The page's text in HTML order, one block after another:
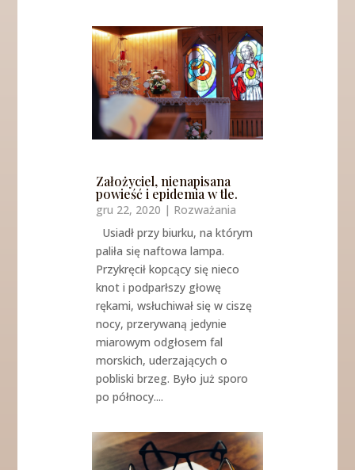
Założyciel, nienapisana
powieść i epidemia w tle.
gru 22, 2020 | Rozważania
Usiadł przy biurku, na którym
paliła się naftowa lampa.
Przykręcił kopcący się nieco
knot i podparłszy głowę
rękami, wsłuchiwał się w ciszę
nocy, przerywaną jedynie
miarowym odgłosem fal
morskich, uderzających o
pobliski brzeg. Było już sporo
po północy....